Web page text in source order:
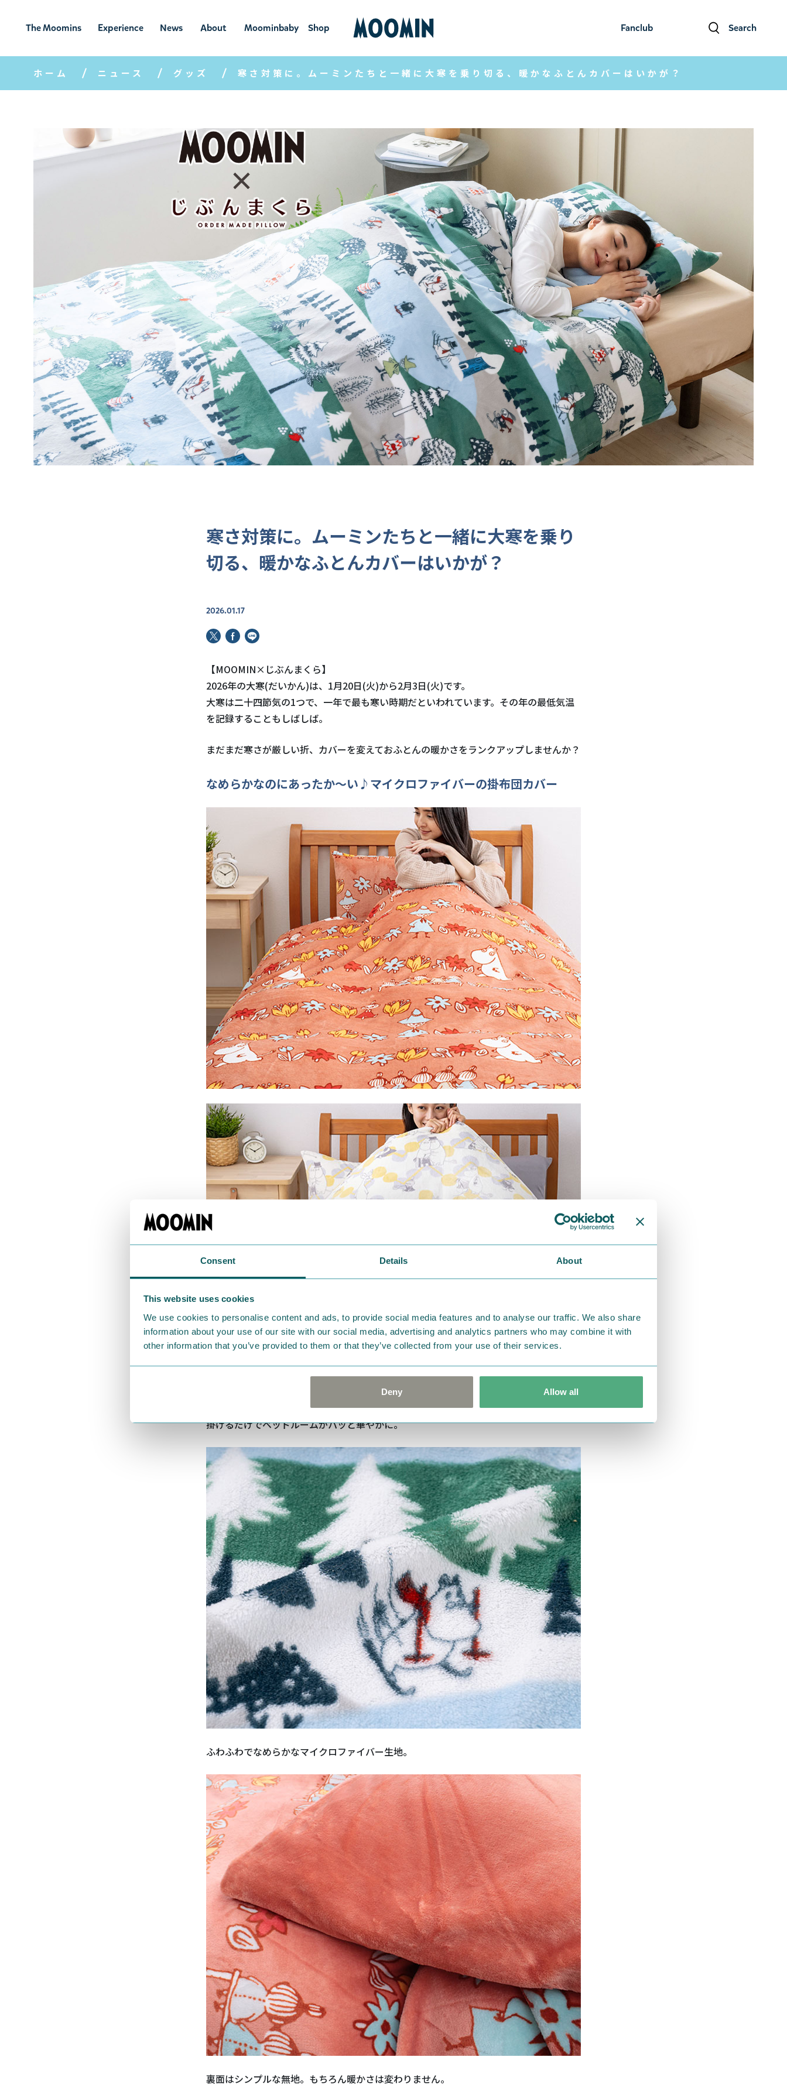
Consent Details About
This website uses cookies
We use cookies to personalise content and ads, to provide social media features and to analyse our traffic. We also share
information about your use of our site with our social media, advertising and analytics partners who may combine it with
other information that you’ve provided to them or that they’ve collected from your use of their services.
Deny Allow all
Fanclub Search
The Moomins
ムーミンの
世界
Experience
ムーミンの世
界を楽しむ
News
ニュ
ース
About
ムーミン
について
Moominbaby
ムーミンベ
ビー
Shop
ショ
ップ
ホーム ニュース グッズ 寒さ対策に。ムーミンたちと一緒に大寒を乗り切る、暖かなふとんカバーはいかが？
寒さ対策に。ムーミンたちと一緒に大寒を乗り
切る、暖かなふとんカバーはいかが？
2026.01.17
【MOOMIN×じぶんまくら】
2026年の大寒(だいかん)は、1月20日(火)から2月3日(火)です。
大寒は二十四節気の1つで、一年で最も寒い時期だといわれています。その年の最低気温
を記録することもしばしば。
まだまだ寒さが厳しい折、カバーを変えておふとんの暖かさをランクアップしませんか？
なめらかなのにあったか～い♪マイクロファイバーの掛布団カバー
ムーミンや仲間たちがたくさん♪
掛けるだけでベッドルームがパッと華やかに。
ふわふわでなめらかなマイクロファイバー生地。
裏面はシンプルな無地。もちろん暖かさは変わりません。